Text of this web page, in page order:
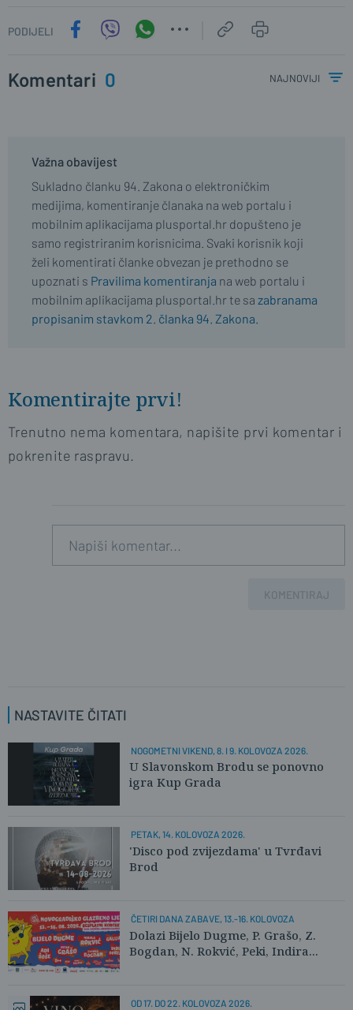
PODIJELI
Komentari 0 najnoviji
Važna obavijest
Sukladno članku 94. Zakona o elektroničkim
medijima, komentiranje članaka na web portalu i
mobilnim aplikacijama plusportal.hr dopušteno je
samo registriranim korisnicima. Svaki korisnik koji
želi komentirati članke obvezan je prethodno se
upoznati s Pravilima komentiranja na web portalu i
mobilnim aplikacijama plusportal.hr te sa zabranama
propisanim stavkom 2. članka 94. Zakona.
Komentirajte prvi!
Trenutno nema komentara, napišite prvi komentar i
pokrenite raspravu.
KOMENTIRAJ
NASTAVITE ČITATI
NOGOMETNI VIKEND, 8. I 9. KOLOVOZA 2026.
U Slavonskom Brodu se ponovno
igra Kup Grada
PETAK, 14. KOLOVOZA 2026.
'Disco pod zvijezdama' u Tvrđavi
Brod
ČETIRI DANA ZABAVE, 13.-16. KOLOVOZA
Dolazi Bijelo Dugme, P. Grašo, Z.
Bogdan, N. Rokvić, Peki, Indira...
OD 17. DO 22. KOLOVOZA 2026.